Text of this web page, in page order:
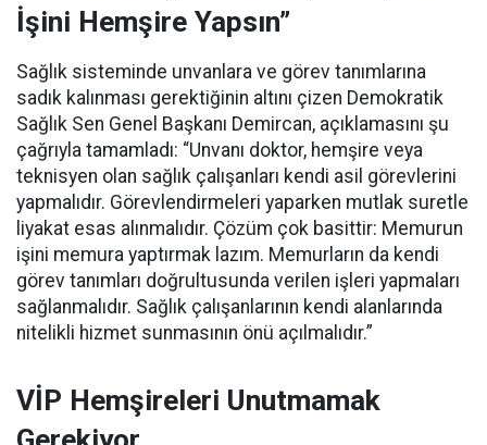
İşini Hemşire Yapsın”
Sağlık sisteminde unvanlara ve görev tanımlarına
sadık kalınması gerektiğinin altını çizen Demokratik
Sağlık Sen Genel Başkanı Demircan, açıklamasını şu
çağrıyla tamamladı: “Unvanı doktor, hemşire veya
teknisyen olan sağlık çalışanları kendi asil görevlerini
yapmalıdır. Görevlendirmeleri yaparken mutlak suretle
liyakat esas alınmalıdır. Çözüm çok basittir: Memurun
işini memura yaptırmak lazım. Memurların da kendi
görev tanımları doğrultusunda verilen işleri yapmaları
sağlanmalıdır. Sağlık çalışanlarının kendi alanlarında
nitelikli hizmet sunmasının önü açılmalıdır.”
VİP Hemşireleri Unutmamak